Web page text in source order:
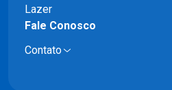
Lazer
Fale Conosco
Contato